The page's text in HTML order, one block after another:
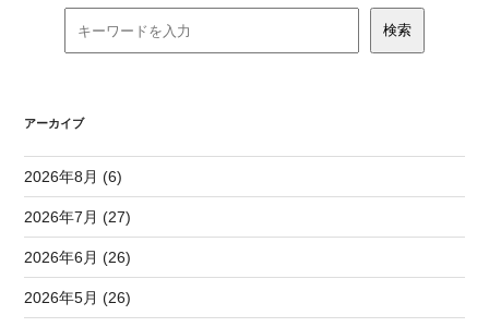
アーカイブ
2026年8月 (6)
2026年7月 (27)
2026年6月 (26)
2026年5月 (26)